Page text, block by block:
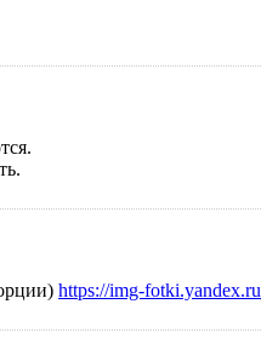
https://img-